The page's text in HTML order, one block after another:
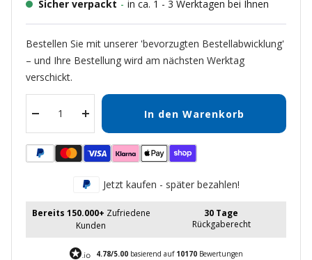
Sicher verpackt - in ca. 1 - 3 Werktagen bei Ihnen
Bestellen Sie mit unserer 'bevorzugten Bestellabwicklung'
– und Ihre Bestellung wird am nächsten Werktag
verschickt.
Menge
verringern
Menge
erhöhen
In den Warenkorb
Jetzt kaufen - später bezahlen!
Bereits 150.000+ Zufriedene
Kunden
30 Tage
Rückgaberecht
4.78/5.00basierend auf 10170Bewertungen